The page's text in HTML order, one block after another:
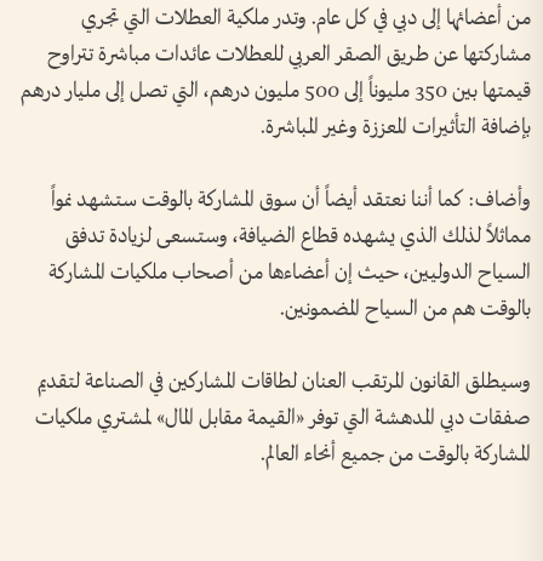
من أعضائها إلى دبي في كل عام. وتدر ملكية العطلات التي تجري
مشاركتها عن طريق الصقر العربي للعطلات عائدات مباشرة تتراوح
قيمتها بين 350 مليوناً إلى 500 مليون درهم، التي تصل إلى مليار درهم
بإضافة التأثيرات المعززة وغير المباشرة.
وأضاف: كما أننا نعتقد أيضاً أن سوق المشاركة بالوقت ستشهد نمواً
مماثلاً لذلك الذي يشهده قطاع الضيافة، وستسعى لزيادة تدفق
السياح الدوليين، حيث إن أعضاءها من أصحاب ملكيات المشاركة
بالوقت هم من السياح المضمونين.
وسيطلق القانون المرتقب العنان لطاقات المشاركين في الصناعة لتقديم
صفقات دبي المدهشة التي توفر «القيمة مقابل المال» لمشتري ملكيات
المشاركة بالوقت من جميع أنحاء العالم.